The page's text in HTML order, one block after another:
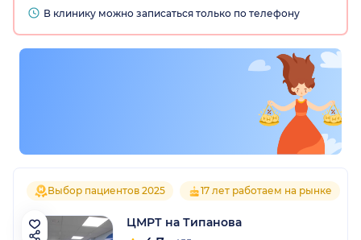
В клинику можно записаться только по телефону
Выбор пациентов 2025 17 лет работаем на рынке
ЦМРТ на Типанова